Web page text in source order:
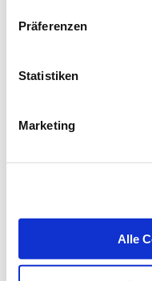
Präferenzen
Statistiken
Marketing
Alle